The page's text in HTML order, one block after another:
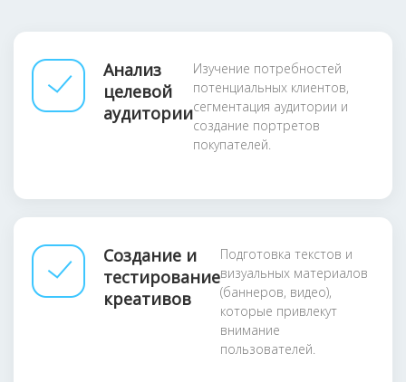
Анализ
целевой
аудитории
Изучение потребностей
потенциальных клиентов,
сегментация аудитории и
создание портретов
покупателей.
Создание и
тестирование
креативов
Подготовка текстов и
визуальных материалов
(баннеров, видео),
которые привлекут
внимание
пользователей.